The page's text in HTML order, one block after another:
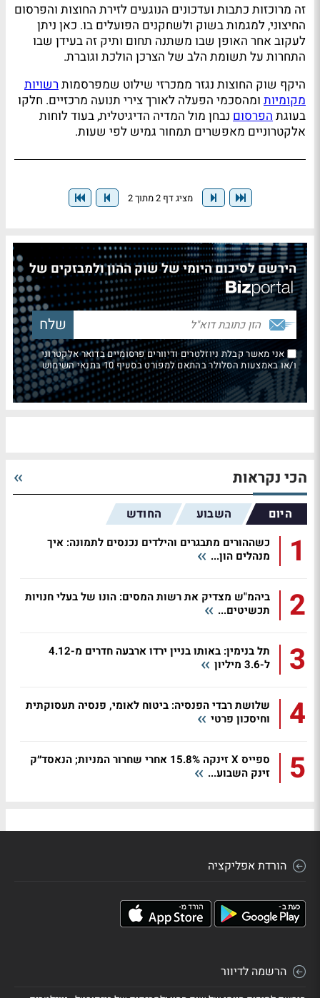
זה מרוכזות כתבות ועדכונים הנוגעים לזירת החוצות והפרסום
החיצוני, למגמות בשוק ולשחקנים הפועלים בו. כאן ניתן
לעקוב אחר האופן שבו משתנה תחום ותיק זה בעידן שבו
התחרות על תשומת הלב של הצרכן הולכת וגוברת.
היקף שוק החוצות נגזר ממכרזי שילוט שמפרסמותרשויות
מקומיות ומהסכמי הפעלה לאורך צירי תנועה מרכזיים. חלקו
בעוגתהפרסום נבחן מול המדיה הדיגיטלית, בעוד לוחות
אלקטרוניים מאפשרים תמחור גמיש לפי שעות.
מציג דף 2 מתוך 2
הירשם לסיכום היומי של שוק ההון ולמבזקים של
אני מאשר קבלת ניוזלטרים ודיוורים פרסומיים בדואר אלקטרוני
ו/או באמצעות הסלולר בהתאם למפורט בסעיף 10 בתנאי השימוש
הכי נקראות
היום השבוע החודש
1
כשההורים מתבגרים והילדים נכנסים לתמונה: איך
מנהלים הון...
2
ביהמ"ש מצדיק את רשות המסים: הונו של בעלי חנויות
תכשיטים...
3
תל בנימין: באותו בניין ירדו ארבעה חדרים מ-4.12
ל-3.6 מיליון
4
שלושת רבדי הפנסיה: ביטוח לאומי, פנסיה תעסוקתית
וחיסכון פרטי
5
ספייס X זינקה 15.8% אחרי שחרור המניות; הנאסד״ק
זינק השבוע...
הורדת אפליקציה
הרשמה לדיוור